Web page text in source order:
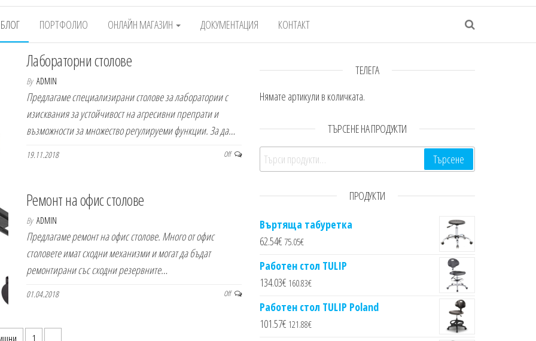
БЛОГ ПОРТФОЛИО ОНЛАЙН МАГАЗИН ДОКУМЕНТАЦИЯ КОНТАКТ
Лабораторни столове
By ADMIN
Предлагаме специализирани столове за лаборатории с
изисквания за устойчивост на агресивни препрати и
възможности за множество регулируеми функции. За да…
19.11.2018 Off
Ремонт на офис столове
By ADMIN
Предлагаме ремонт на офис столове. Много от офис
столовете имат сходни механизми и могат да бъдат
ремонтирани със сходни резервните…
01.04.2018 Off
ТЕЛЕГА
Нямате артикули в количката.
ТЪРСЕНЕ НА ПРОДУКТИ
Търсене за:
Търсене
ПРОДУКТИ
Въртяща табуретка
62.54€ 75.05€
Работен стол TULIP
134.03€ 160.83€
Работен стол TULIP Poland
101.57€ 121.88€